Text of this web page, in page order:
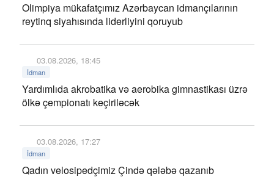
Olimpiya mükafatçımız Azərbaycan idmançılarının
reytinq siyahısında liderliyini qoruyub
03.08.2026, 18:45
İdman
Yardımlıda akrobatika və aerobika gimnastikası üzrə
ölkə çempionatı keçiriləcək
03.08.2026, 17:27
İdman
Qadın velosipedçimiz Çində qələbə qazanıb